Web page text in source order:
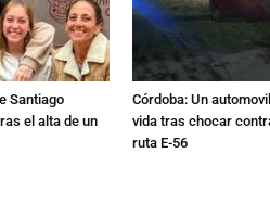
Santiago
el alta de un
Córdoba: Un
vida tras chocar
ruta E-56